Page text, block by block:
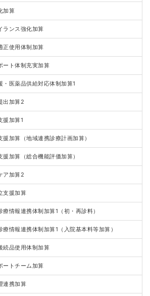
加算
ランス強化加算
正使用体制加算
ート体制充実加算
・医薬品供給対応体制加算1
出加算2
援加算1
援加算（地域連携診療計画加算）
援加算（総合機能評価加算）
ア加算2
支援加算
療情報連携体制加算1（初・再診料）
療情報連携体制加算1（入院基本料等加算）
続品使用体制加算
ートチーム加算
連携加算